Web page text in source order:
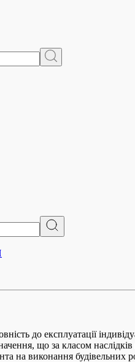
до експлуатації
що за класом
на виконання будівельних